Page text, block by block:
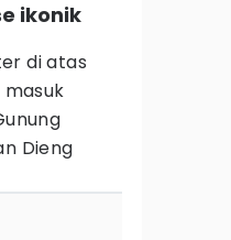
ikonik
di atas
Dieng